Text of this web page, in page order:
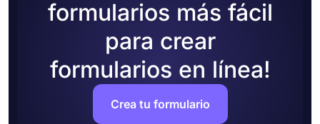
formularios más fácil
para crear
formularios en línea!
Crea tu formulario